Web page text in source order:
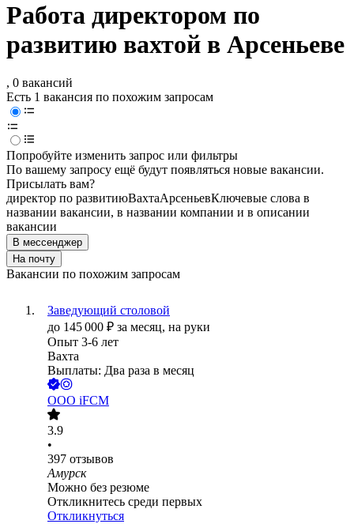
Работа директором по
развитию вахтой в Арсеньеве
, 0 вакансий
Есть 1 вакансия по похожим запросам
Попробуйте изменить запрос или фильтры
По вашему запросу ещё будут появляться новые вакансии.
Присылать вам?
директор по развитиюВахтаАрсеньевКлючевые слова в
названии вакансии, в названии компании и в описании
вакансии
В мессенджер
На почту
Вакансии по похожим запросам
Заведующий столовой
до 145 000 ₽ за месяц, на руки
Опыт 3-6 лет
Вахта
Выплаты: Два раза в месяц
ООО iFCM
3.9
•
397 отзывов
Амурск
Можно без резюме
Откликнитесь среди первых
Откликнуться